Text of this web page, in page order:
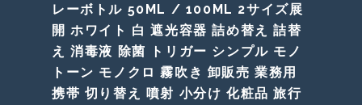
レーボトル 50ML / 100ML 2サイズ展
開 ホワイト 白 遮光容器 詰め替え 詰替
え 消毒液 除菌 トリガー シンプル モノ
トーン モノクロ 霧吹き 卸販売 業務用
携帯 切り替え 噴射 小分け 化粧品 旅行